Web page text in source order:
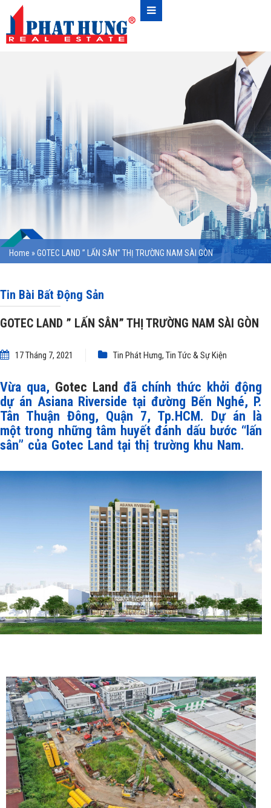
Home »GOTEC LAND ” LẤN SÂN” THỊ TRƯỜNG NAM SÀI GÒN
Tin Bài Bất Động Sản
GOTEC LAND ” LẤN SÂN” THỊ TRƯỜNG NAM SÀI GÒN
17 Tháng 7, 2021 Tin Phát Hưng, Tin Tức & Sự Kiện
Vừa qua, Gotec Land đã chính thức khởi động
dự án Asiana Riverside tại đường Bến Nghé, P.
Tân Thuận Đông, Quận 7, Tp.HCM. Dự án là
một trong những tâm huyết đánh dấu bước “lấn
sân” của Gotec Land tại thị trường khu Nam.